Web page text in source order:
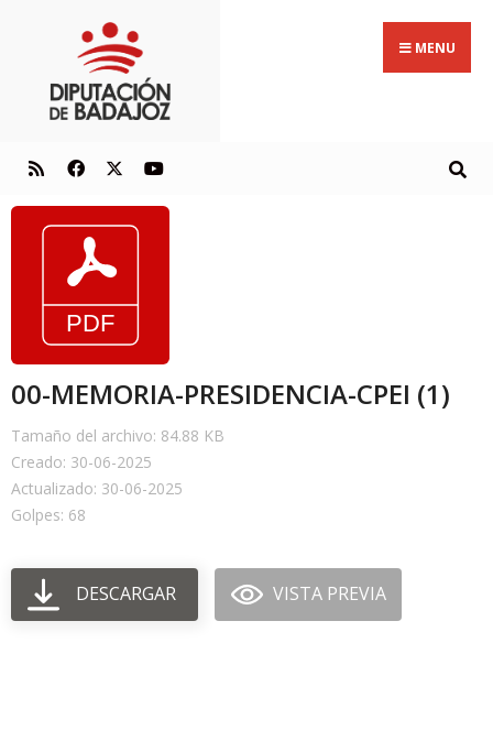
MENU
00-MEMORIA-PRESIDENCIA-CPEI (1)
Tamaño del archivo: 84.88 KB
Creado: 30-06-2025
Actualizado: 30-06-2025
Golpes: 68
DESCARGAR VISTA PREVIA